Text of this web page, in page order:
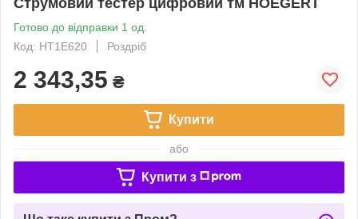
Готово до відправки 1 од.
Код: HT1E620
Роздріб
2 343,35 ₴
Купити
або
Купити з